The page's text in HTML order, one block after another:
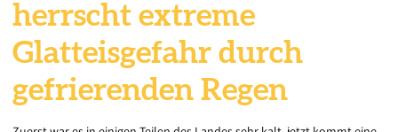
herrscht extreme
Glatteisgefahr durch
gefrierenden Regen